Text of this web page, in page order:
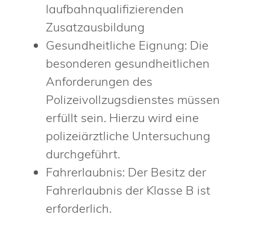
laufbahnqualifizierenden
Zusatzausbildung
Gesundheitliche Eignung: Die
besonderen gesundheitlichen
Anforderungen des
Polizeivollzugsdienstes müssen
erfüllt sein. Hierzu wird eine
polizeiärztliche Untersuchung
durchgeführt.
Fahrerlaubnis: Der Besitz der
Fahrerlaubnis der Klasse B ist
erforderlich.